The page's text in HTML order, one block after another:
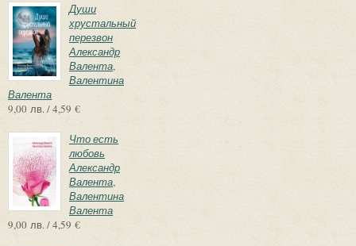
Души
хрустальный
перезвон
Александр
Валента,
Валентина
Валента
9,00 лв. / 4,59 €
Что есть
любовь
Александр
Валента,
Валентина
Валента
9,00 лв. / 4,59 €